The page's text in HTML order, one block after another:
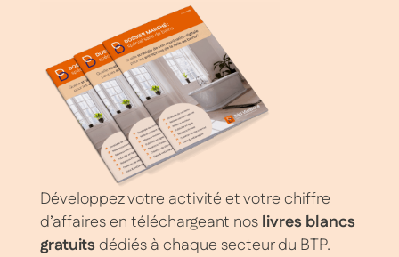
Développez votre activité et votre chiffre
d’affaires en téléchargeant nos livres blancs
gratuitsdédiés à chaque secteur du BTP.